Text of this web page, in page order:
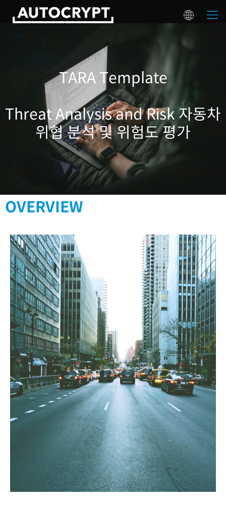
TARA Template
Threat Analysis and Risk 자동차
위협 분석 및 위험도 평가
OVERVIEW